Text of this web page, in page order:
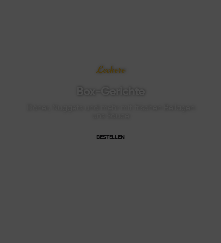
Leckere
Box-Gerichte
BESTELLEN